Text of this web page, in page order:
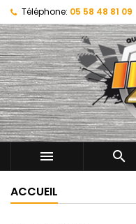
Téléphone: 05 58 48 81 09
 
ACCUEIL